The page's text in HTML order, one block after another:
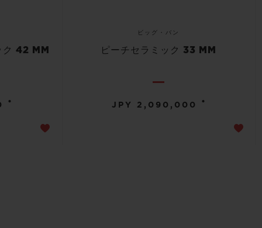
ク 42 MM
•
ビッグ・バン
ピーチセラミック 33 MM
JPY 2,090,000 •